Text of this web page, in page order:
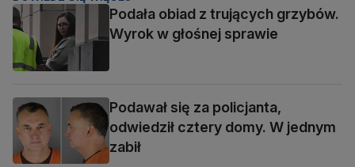
Podała obiad z trujących grzybów.
Wyrok w głośnej sprawie
Podawał się za policjanta,
odwiedził cztery domy. W jednym
zabił